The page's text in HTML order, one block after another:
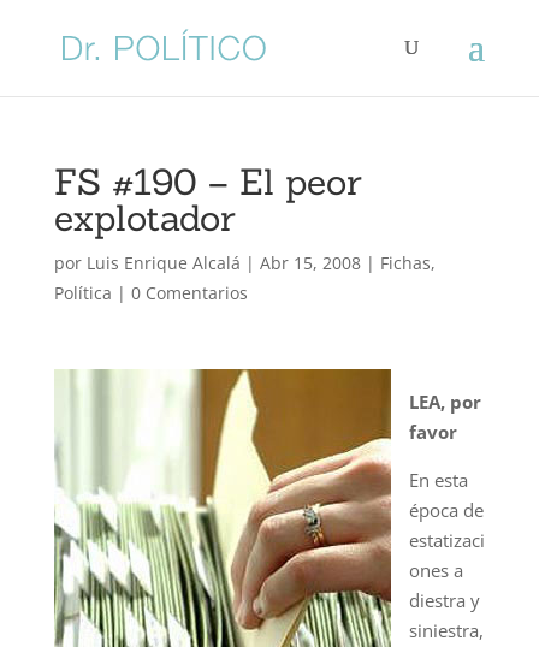
FS #190 – El peor
explotador
por Luis Enrique Alcalá | Abr 15, 2008| Fichas,
Política | 0 Comentarios
LEA, por
favor
En esta
época de
estatizaci
ones a
diestra y
siniestra,